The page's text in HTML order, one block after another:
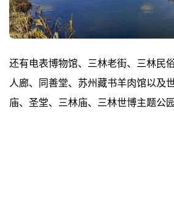
还有电表博物馆、三林老街、三林民
人廊、同善堂、苏州藏书羊肉馆以及
庙、圣堂、三林庙、三林世博主题公